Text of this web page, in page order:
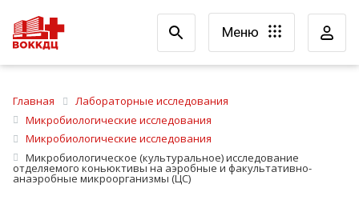
Меню
Главная
Лабораторные исследования
Микробиологические исследования
Микробиологические исследования
Микробиологическое (культуральное) исследование
отделяемого коньюктивы на аэробные и факультативно-
анаэробные микроорганизмы (ЦС)